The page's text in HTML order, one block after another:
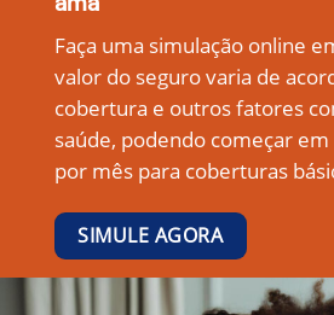
Faça uma simulação online
valor do seguro varia de
cobertura e outros fatores
saúde, podendo começar
por mês para coberturas
SIMULE AGORA